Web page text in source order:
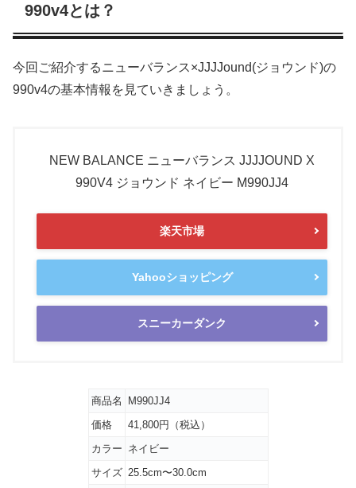
990v4とは？
今回ご紹介するニューバランス×JJJJound(ジョウンド)の
990v4の基本情報を見ていきましょう。
NEW BALANCE ニューバランス JJJJOUND X
990V4 ジョウンド ネイビー M990JJ4
楽天市場
Yahooショッピング
スニーカーダンク
商品名
M990JJ4
価格
41,800円（税込）
カラー ネイビー
サイズ 25.5cm〜30.0cm